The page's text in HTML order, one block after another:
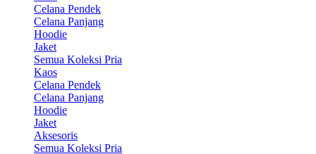
Celana Pendek
Celana Panjang
Hoodie
Jaket
Semua Koleksi Pria
Kaos
Celana Pendek
Celana Panjang
Hoodie
Jaket
Aksesoris
Semua Koleksi Pria